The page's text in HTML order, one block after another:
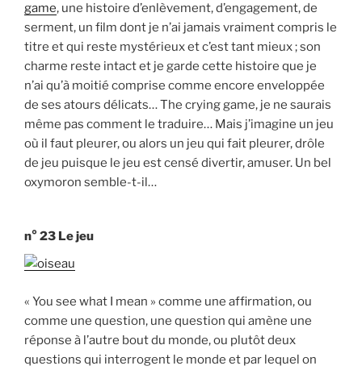
game, une histoire d’enlèvement, d’engagement, de
serment, un film dont je n’ai jamais vraiment compris le
titre et qui reste mystérieux et c’est tant mieux ; son
charme reste intact et je garde cette histoire que je
n’ai qu’à moitié comprise comme encore enveloppée
de ses atours délicats… The crying game, je ne saurais
même pas comment le traduire… Mais j’imagine un jeu
où il faut pleurer, ou alors un jeu qui fait pleurer, drôle
de jeu puisque le jeu est censé divertir, amuser. Un bel
oxymoron semble-t-il…
n° 23 Le jeu
« You see what I mean » comme une affirmation, ou
comme une question, une question qui amène une
réponse à l’autre bout du monde, ou plutôt deux
questions qui interrogent le monde et par lequel on